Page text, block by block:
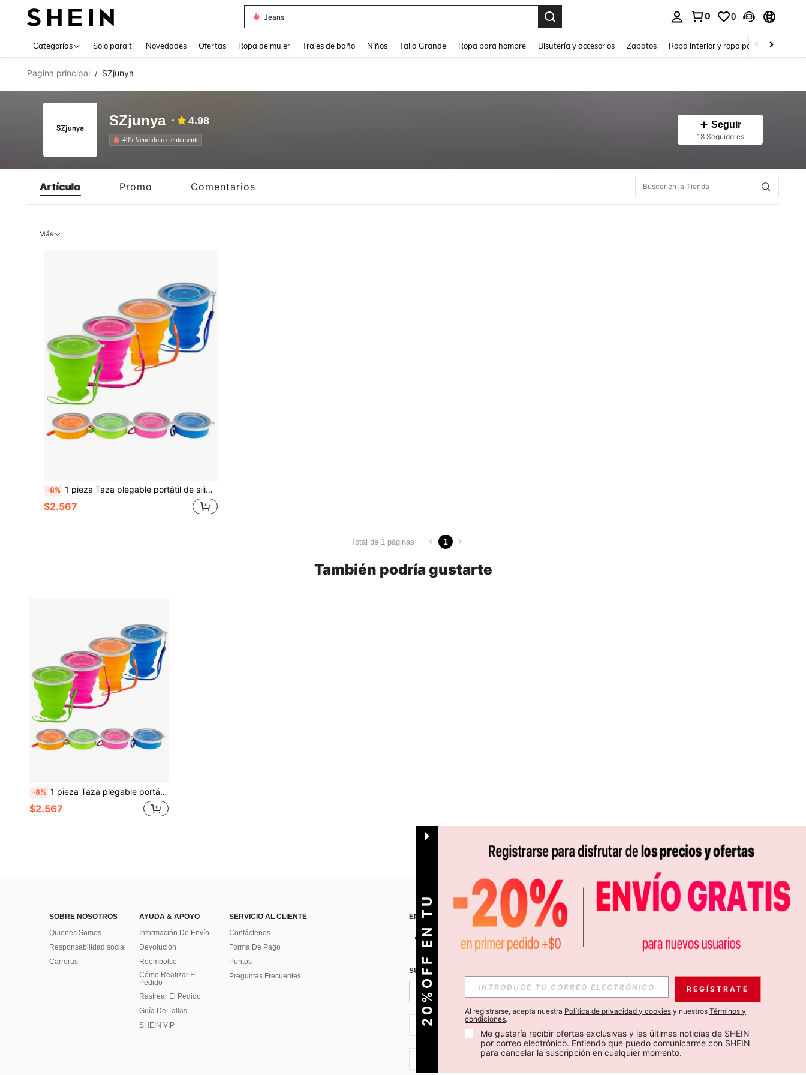
Jeans
0 0
Categorías Solo para ti Novedades Ofertas Ropa de mujer Trajes de baño Niños Talla Grande Ropa para hombre Bisutería y accesorios Zapatos Ropa interior y ropa para dormir
Página principal / SZjunya
SZjunya 4.98
495 Vendido recientemente
Seguir
18 Seguidores
Artículo Promo Comentarios
Más
-8% 1 pieza Taza plegable portátil de silicona de 200ml con tapa, adecuada para viajes al aire libre y beber
$2.567
Total de 1 páginas 1
También podría gustarte
-8% 1 pieza Taza plegable portátil de silicona de 200ml con tapa, adecuada para viajes al aire libre y beber
$2.567
SOBRE NOSOTROS
Quienes Somos
Responsabilidad social
Carreras
AYUDA & APOYO
Información De Envío
Devolución
Reembolso
Cómo Realizar El
Pedido
Rastrear El Pedido
Guía De Tallas
SHEIN VIP
SERVICIO AL CLIENTE
Contáctenos
Forma De Pago
Puntos
Preguntas Frecuentes
ENCUÉNTRANOS EN APP
SUSCRÍBETE PARA RECIBIR OFERTAS EXCLUSIVAS, PROMOCIONES Y NOTICIAS DE SHEIN
Suscribir
CL + 56
2
0
%
O
F
F
E
N
T
U
P
R
I
M
E
R
P
E
D
I
D REGÍSTRATE
Al registrarse, acepta nuestra Política de privacidad y cookies y nuestros Términos y
condiciones.
Me gustaría recibir ofertas exclusivas y las últimas noticias de SHEIN
por correo electrónico. Entiendo que puedo comunicarme con SHEIN
para cancelar la suscripción en cualquier momento.